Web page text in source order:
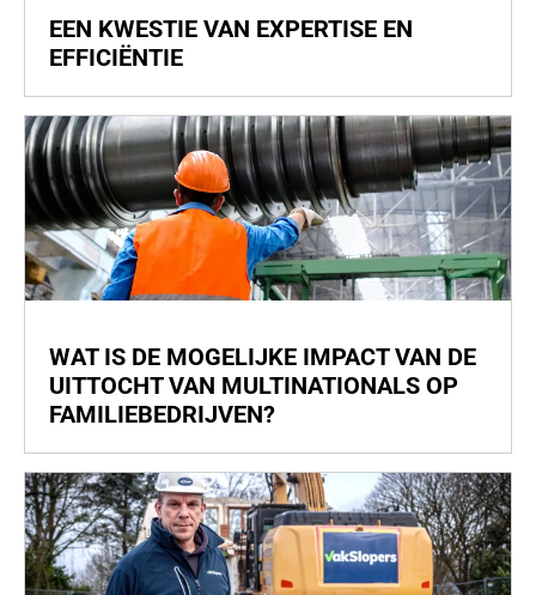
EEN KWESTIE VAN EXPERTISE EN
EFFICIËNTIE
WAT IS DE MOGELIJKE IMPACT VAN DE
UITTOCHT VAN MULTINATIONALS OP
FAMILIEBEDRIJVEN?